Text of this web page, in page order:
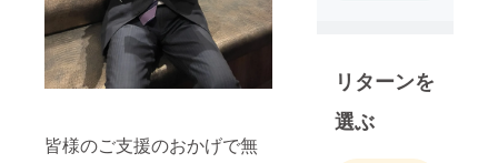
皆様のご支援のおかげで無
リターンを
選ぶ